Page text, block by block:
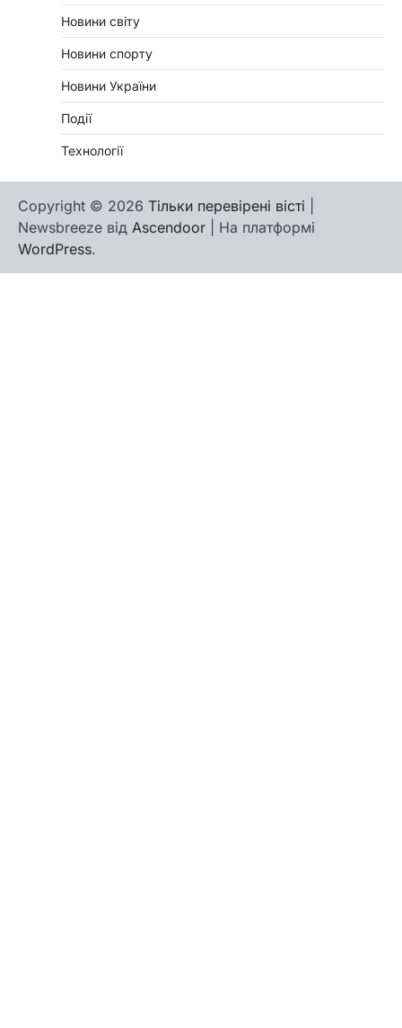
Новини світу
Новини спорту
Новини України
Події
Технології
Copyright © 2026 Тільки перевірені вісті
Newsbreeze від Ascendoor | На платформі
WordPress.